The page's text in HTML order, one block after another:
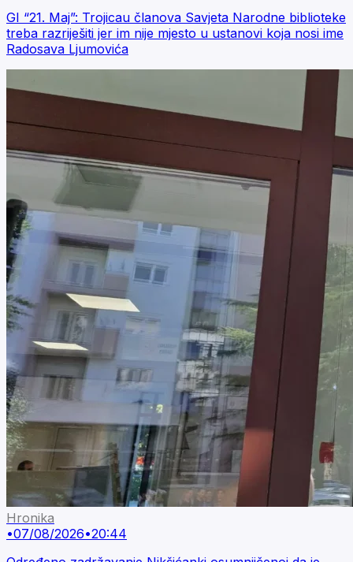
GI “21. Maj”: Trojicau članova Savjeta Narodne biblioteke
treba razriješiti jer im nije mjesto u ustanovi koja nosi ime
Radosava Ljumovića
Hronika
•07/08/2026•20:44